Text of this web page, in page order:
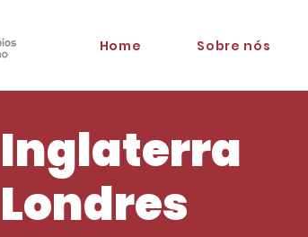
Home Sobre nós
Inglaterra
Londres